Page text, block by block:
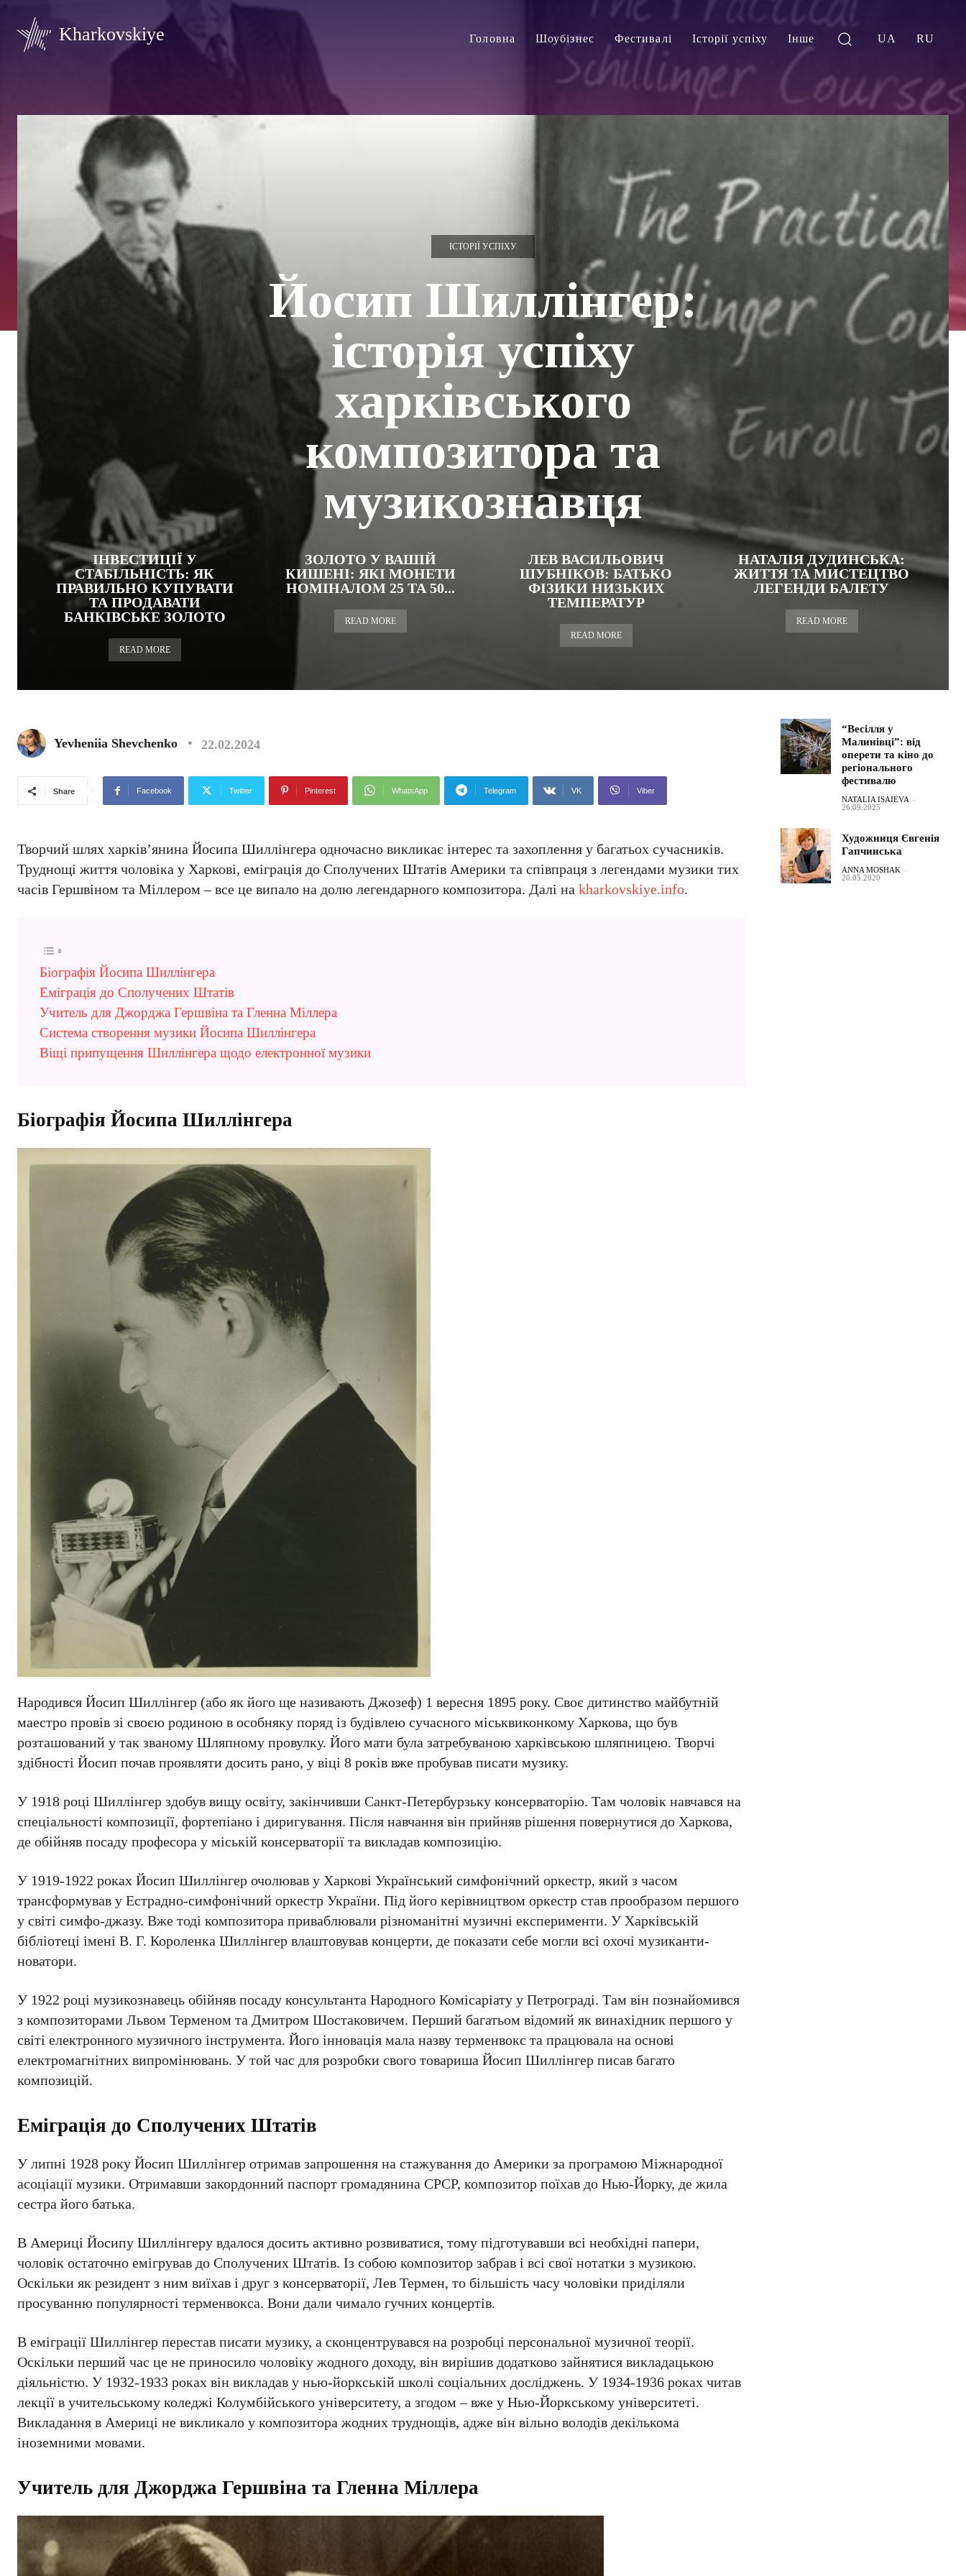
Kharkovskiye Головна Шоубізнес Фестивалі Історії успіху Інше UA RU
ІСТОРІЇ УСПІХУ
Йосип Шиллінгер:
історія успіху
харківського
композитора та
музикознавця
ІНВЕСТИЦІЇ У
СТАБІЛЬНІСТЬ: ЯК
ПРАВИЛЬНО КУПУВАТИ
ТА ПРОДАВАТИ
БАНКІВСЬКЕ ЗОЛОТО
READ MORE
ЗОЛОТО У ВАШІЙ
КИШЕНІ: ЯКІ МОНЕТИ
НОМІНАЛОМ 25 ТА 50...
READ MORE
ЛЕВ ВАСИЛЬОВИЧ
ШУБНІКОВ: БАТЬКО
ФІЗИКИ НИЗЬКИХ
ТЕМПЕРАТУР
READ MORE
НАТАЛІЯ ДУДИНСЬКА:
ЖИТТЯ ТА МИСТЕЦТВО
ЛЕГЕНДИ БАЛЕТУ
READ MORE
Yevheniia Shevchenko 22.02.2024
Share Facebook Twitter Pinterest WhatsApp Telegram VK Viber
Творчий шлях харків’янина Йосипа Шиллінгера одночасно викликає інтерес та захоплення у багатьох сучасників.
Труднощі життя чоловіка у Харкові, еміграція до Сполучених Штатів Америки та співпраця з легендами музики тих
часів Гершвіном та Міллером – все це випало на долю легендарного композитора. Далі на kharkovskiye.info.
Біографія Йосипа Шиллінгера
Еміграція до Сполучених Штатів
Учитель для Джорджа Гершвіна та Гленна Міллера
Система створення музики Йосипа Шиллінгера
Віщі припущення Шиллінгера щодо електронної музики
Біографія Йосипа Шиллінгера
Народився Йосип Шиллінгер (або як його ще називають Джозеф) 1 вересня 1895 року. Своє дитинство майбутній
маестро провів зі своєю родиною в особняку поряд із будівлею сучасного міськвиконкому Харкова, що був
розташований у так званому Шляпному провулку. Його мати була затребуваною харківською шляпницею. Творчі
здібності Йосип почав проявляти досить рано, у віці 8 років вже пробував писати музику.
У 1918 році Шиллінгер здобув вищу освіту, закінчивши Санкт-Петербурзьку консерваторію. Там чоловік навчався на
спеціальності композиції, фортепіано і диригування. Після навчання він прийняв рішення повернутися до Харкова,
де обійняв посаду професора у міській консерваторії та викладав композицію.
У 1919-1922 роках Йосип Шиллінгер очолював у Харкові Український симфонічний оркестр, який з часом
трансформував у Естрадно-симфонічний оркестр України. Під його керівництвом оркестр став прообразом першого
у світі симфо-джазу. Вже тоді композитора приваблювали різноманітні музичні експерименти. У Харківській
бібліотеці імені В. Г. Короленка Шиллінгер влаштовував концерти, де показати себе могли всі охочі музиканти-
новатори.
У 1922 році музикознавець обійняв посаду консультанта Народного Комісаріату у Петрограді. Там він познайомився
з композиторами Львом Терменом та Дмитром Шостаковичем. Перший багатьом відомий як винахідник першого у
світі електронного музичного інструмента. Його інновація мала назву терменвокс та працювала на основі
електромагнітних випромінювань. У той час для розробки свого товариша Йосип Шиллінгер писав багато
композицій.
Еміграція до Сполучених Штатів
У липні 1928 року Йосип Шиллінгер отримав запрошення на стажування до Америки за програмою Міжнародної
асоціації музики. Отримавши закордонний паспорт громадянина СРСР, композитор поїхав до Нью-Йорку, де жила
сестра його батька.
В Америці Йосипу Шиллінгеру вдалося досить активно розвиватися, тому підготувавши всі необхідні папери,
чоловік остаточно емігрував до Сполучених Штатів. Із собою композитор забрав і всі свої нотатки з музикою.
Оскільки як резидент з ним виїхав і друг з консерваторії, Лев Термен, то більшість часу чоловіки приділяли
просуванню популярності терменвокса. Вони дали чимало гучних концертів.
В еміграції Шиллінгер перестав писати музику, а сконцентрувався на розробці персональної музичної теорії.
Оскільки перший час це не приносило чоловіку жодного доходу, він вирішив додатково зайнятися викладацькою
діяльністю. У 1932-1933 роках він викладав у нью-йоркській школі соціальних досліджень. У 1934-1936 роках читав
лекції в учительському коледжі Колумбійського університету, а згодом – вже у Нью-Йоркському університеті.
Викладання в Америці не викликало у композитора жодних труднощів, адже він вільно володів декількома
іноземними мовами.
Учитель для Джорджа Гершвіна та Гленна Міллера
“Весілля у
Малинівці”: від
оперети та кіно до
регіонального
фестивалю
NATALIA ISAIEVA -
26.09.2025
Художниця Євгенія
Гапчинська
ANNA MOSHAK -
20.05.2020